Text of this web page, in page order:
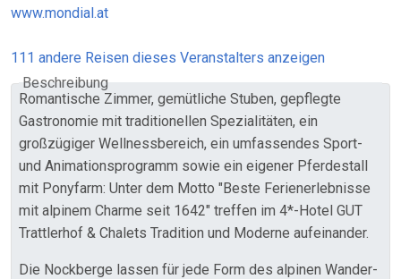
www.mondial.at
111 andere Reisen dieses Veranstalters anzeigen
Beschreibung
Romantische Zimmer, gemütliche Stuben, gepflegte
Gastronomie mit traditionellen Spezialitäten, ein
großzügiger Wellnessbereich, ein umfassendes Sport-
und Animationsprogramm sowie ein eigener Pferdestall
mit Ponyfarm: Unter dem Motto "Beste Ferienerlebnisse
mit alpinem Charme seit 1642" treffen im 4*-Hotel GUT
Trattlerhof & Chalets Tradition und Moderne aufeinander.
Die Nockberge lassen für jede Form des alpinen Wander-